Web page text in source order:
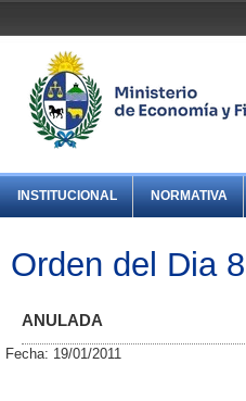
INSTITUCIONAL NORMATIVA
Orden del Dia
ANULADA
Fecha: 19/01/2011